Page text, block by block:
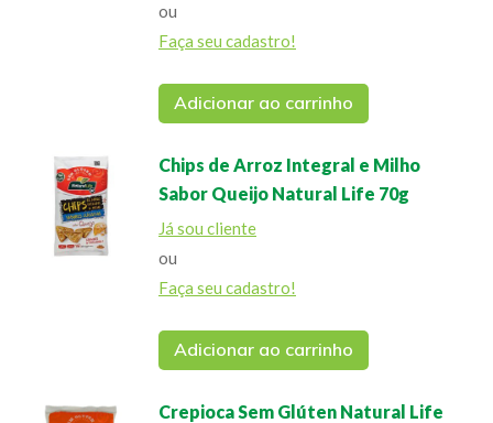
ou
Faça seu cadastro!
Adicionar ao carrinho
Chips de Arroz Integral e Milho
Sabor Queijo Natural Life 70g
Já sou cliente
ou
Faça seu cadastro!
Adicionar ao carrinho
Crepioca Sem Glúten Natural Life